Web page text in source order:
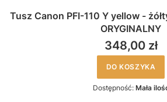
Tusz Canon PFI-110 Y yellow -
ORYGINALNY
348,00 zł
DO KOSZYKA
Dostępność: Mała